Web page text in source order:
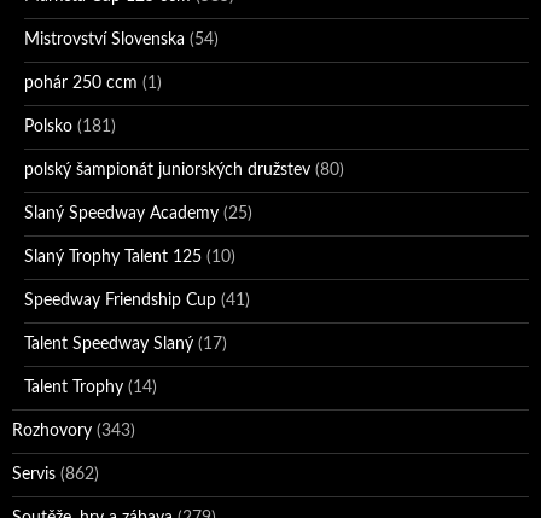
Mistrovství Slovenska (54)
pohár 250 ccm (1)
Polsko (181)
polský šampionát juniorských družstev (80)
Slaný Speedway Academy (25)
Slaný Trophy Talent 125 (10)
Speedway Friendship Cup (41)
Talent Speedway Slaný (17)
Talent Trophy (14)
Rozhovory (343)
Servis (862)